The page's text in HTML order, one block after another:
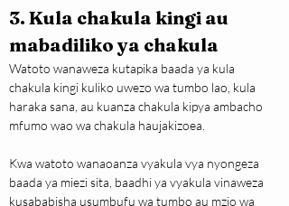
3. Kula chakula kingi au
mabadiliko ya chakula
Watoto wanaweza kutapika baada ya kula
chakula kingi kuliko uwezo wa tumbo lao, kula
haraka sana, au kuanza chakula kipya ambacho
mfumo wao wa chakula haujakizoea.
Kwa watoto wanaoanza vyakula vya nyongeza
baada ya miezi sita, baadhi ya vyakula vinaweza
kusababisha usumbufu wa tumbo au mzio wa